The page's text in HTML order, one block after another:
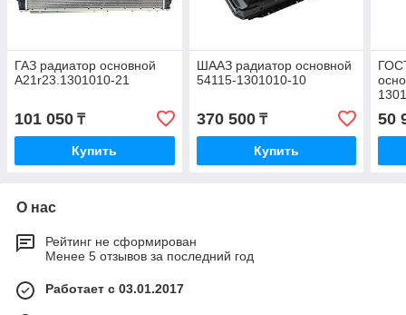
ГАЗ радиатор основной
A21r23.1301010-21
101 050 ₸
Купить
ШААЗ радиатор основной
54115-1301010-10
370 500₸
Купить
50
О нас
Рейтинг не сформирован
Менее 5 отзывов за последний год
Работает с 03.01.2017